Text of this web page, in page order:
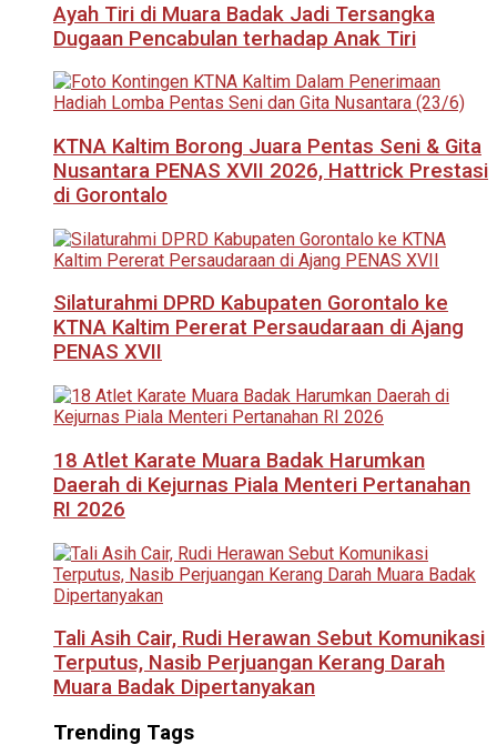
Ayah Tiri di Muara Badak Jadi Tersangka
Dugaan Pencabulan terhadap Anak Tiri
KTNA Kaltim Borong Juara Pentas Seni & Gita
Nusantara PENAS XVII 2026, Hattrick Prestasi
di Gorontalo
Silaturahmi DPRD Kabupaten Gorontalo ke
KTNA Kaltim Pererat Persaudaraan di Ajang
PENAS XVII
18 Atlet Karate Muara Badak Harumkan
Daerah di Kejurnas Piala Menteri Pertanahan
RI 2026
Tali Asih Cair, Rudi Herawan Sebut Komunikasi
Terputus, Nasib Perjuangan Kerang Darah
Muara Badak Dipertanyakan
Trending Tags